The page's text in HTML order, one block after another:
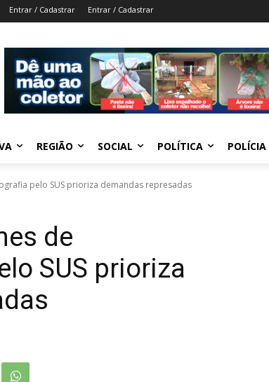
Entrar / Cadastrar Entrar / Cadastrar
REGIÃO SOCIAL POLÍTICA POLÍCIA
pelo SUS prioriza demandas represadas
de
SUS prioriza